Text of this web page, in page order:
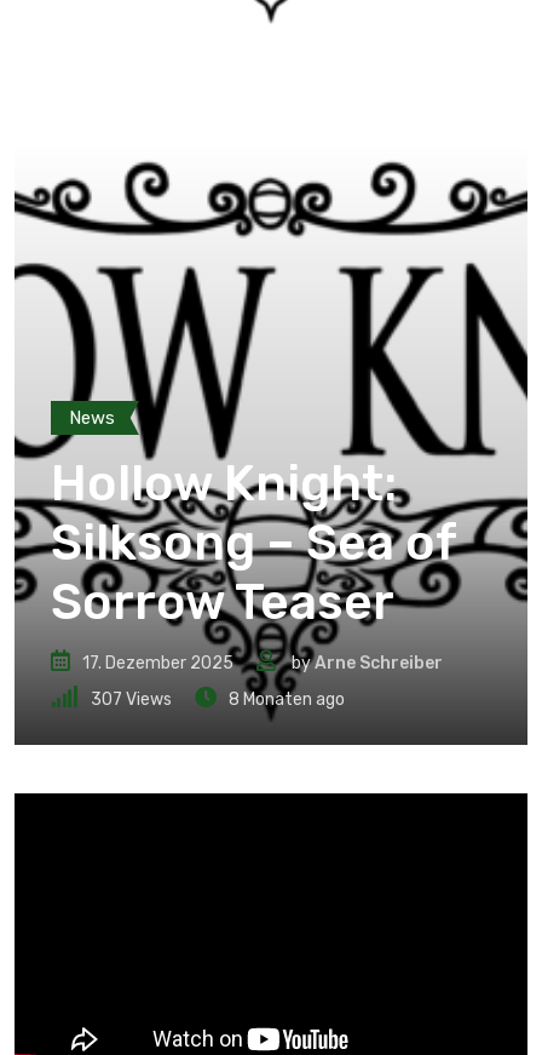
News
Hollow Knight:
Silksong – Sea of
Sorrow Teaser
17. Dezember 2025 byArne Schreiber
307 Views 8 Monaten ago